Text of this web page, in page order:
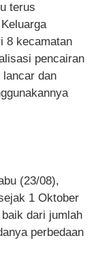
terus
8 kecamatan
pencairan
lancar dan
(23/08),
1 Oktober
dari jumlah
perbedaan